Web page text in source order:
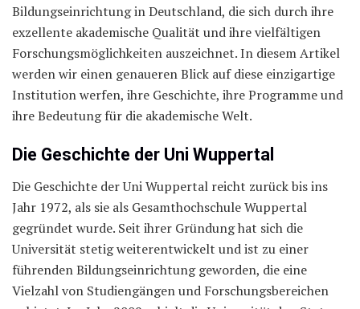
Bildungseinrichtung in Deutschland, die sich durch ihre
exzellente akademische Qualität und ihre vielfältigen
Forschungsmöglichkeiten auszeichnet. In diesem Artikel
werden wir einen genaueren Blick auf diese einzigartige
Institution werfen, ihre Geschichte, ihre Programme und
ihre Bedeutung für die akademische Welt.
Die Geschichte der Uni Wuppertal
Die Geschichte der Uni Wuppertal reicht zurück bis ins
Jahr 1972, als sie als Gesamthochschule Wuppertal
gegründet wurde. Seit ihrer Gründung hat sich die
Universität stetig weiterentwickelt und ist zu einer
führenden Bildungseinrichtung geworden, die eine
Vielzahl von Studiengängen und Forschungsbereichen